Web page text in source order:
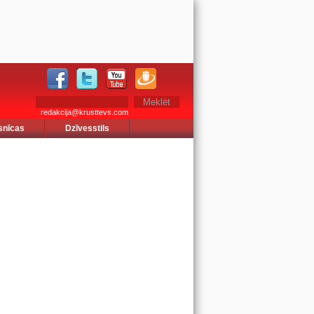
redakcija@krusttevs.com
Dzīvesstils